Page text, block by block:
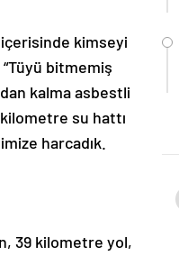
içerisinde kimseyi
bitmemiş
kalma asbestli
su hattı
harcadık.
39 kilometre yol,